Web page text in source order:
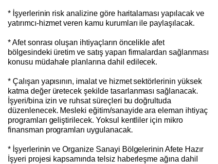
* İşyerlerinin risk analizine göre haritalaması yapılacak ve
yatırımcı-hizmet veren kamu kurumları ile paylaşılacak.
* Afet sonrası oluşan ihtiyaçların öncelikle afet
bölgesindeki üretim ve satış yapan firmalardan sağlanması
konusu müdahale planlarına dahil edilecek.
* Çalışan yapısının, imalat ve hizmet sektörlerinin yüksek
katma değer üretecek şekilde tasarlanması sağlanacak.
İşyeri/bina izin ve ruhsat süreçleri bu doğrultuda
düzenlenecek. Mesleki eğitim/sanayide ara eleman ihtiyaç
programları geliştirilecek. Yoksul kentliler için mikro
finansman programları uygulanacak.
* İşyerlerinin ve Organize Sanayi Bölgelerinin Afete Hazır
İşyeri projesi kapsamında telsiz haberleşme ağına dahil